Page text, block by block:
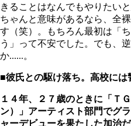
きることはなんでもやりたい
ちゃんと意味があるなら、全
す（笑）。もちろん最初は「
う」って不安でした。でも、
か......。
■彼氏との駆け落ち。高校には
１４年、２７歳のときに「Ｔ
ン）」アーティスト部門でグ
ャーデビューを果たした加治